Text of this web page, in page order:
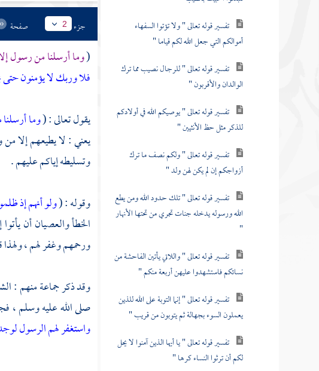
تفسير قوله تعالى " ولا تؤتوا السفهاء
أموالكم التي جعل الله لكم قياما "
تفسير قوله تعالى " للرجال نصيب مما ترك
الوالدان والأقربون "
تفسير قوله تعالى " يوصيكم الله في أولادكم
للذكر مثل حظ الأنثيين "
تفسير قوله تعالى " ولكم نصف ما ترك
أزواجكم إن لم يكن لهن ولد "
تفسير قوله تعالى " تلك حدود الله ومن يطع
الله ورسوله يدخله جنات تجري من تحتها الأنهار
"
تفسير قوله تعالى " واللاتي يأتين الفاحشة من
نسائكم فاستشهدوا عليهن أربعة منكم "
تفسير قوله تعالى " إنما التوبة على الله للذين
يعملون السوء بجهالة ثم يتوبون من قريب "
تفسير قوله تعالى " يا أيها الذين آمنوا لا يحل
لكم أن ترثوا النساء كرها "
جزء 2 صفحة
(وما أرسلنا من رسول
فلا وربك لا يؤمنون حتى
يقول تعالى : (وما
يعني : لا يطيعهم إلا
وتسليطه إياكم عليهم .
وقوله : (ولو أنهم إذ
الخطأ والعصيان أن
ورحمهم وغفر لهم ،
وقد ذكر جماعة منهم :
صلى الله عليه وسلم ،
واستغفر لهم الرسول